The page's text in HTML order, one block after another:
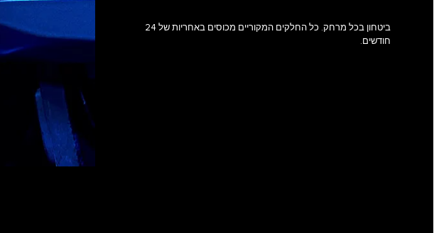
ביטחון בכל מרחק. כל החלקים המקוריים מכוסים באחריות של 24
חודשים.